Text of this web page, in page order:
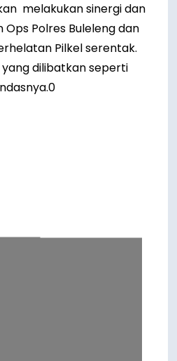
melakukan sinergi dan
Ops Polres Buleleng dan
Pilkel serentak.
yang dilibatkan seperti